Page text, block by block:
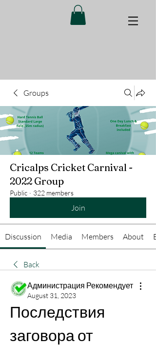
Groups
Cricalps Cricket Carnival -
2022 Group
Public · 322 members
Join
Discussion Media Members About
Back
Администрация Рекомендует
August 31, 2023
Последствия
заговора от